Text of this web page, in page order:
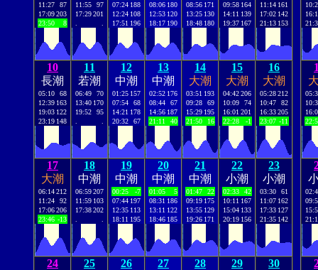
11:27
87
17:09203
23:50
8
11:55
97
17:29201
07:24 188
12:24 108
17:51 196
08:06 180
12:53 120
18:17 190
08:56 171
13:25 130
18:48 180
09:58 164
14:11 139
19:37 167
11:14 161
17:02 142
21:13 153
10
長潮
05:10
68
12:39 163
19:03 122
23:19 148
11
若潮
06:49
70
13:40 170
19:52
95
12
中潮
01:25 157
07:54
68
14:21 178
20:32
67
13
中潮
02:52 176
08:44
67
14:56 187
21:11
40
14
大潮
03:51 193
09:28
69
15:29 195
21:50
16
15
大潮
04:42206
10:09
74
16:01 201
22:28
-1
16
大潮
05:28212
10:47
82
16:33205
23:07 -11
17
大潮
06:14212
11:24
92
17:06206
23:46 -13
18
中潮
06:59207
11:59 103
17:38202
19
中潮
00:25
-7
07:44 197
12:35 113
18:11 195
20
中潮
01:05
5
08:31 186
13:11 122
18:46 185
21
中潮
01:47
22
09:19 175
13:55 129
19:26 171
22
小潮
02:33
42
10:11 167
15:04 133
20:19 156
23
小潮
03:30
61
11:07 162
17:33 127
21:35 142
24
25
26
27
28
29
30